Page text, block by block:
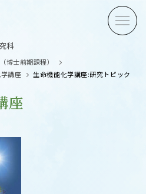
科
へ
へ
博士前期課程）
講座 生命機能化学講座:研究トピック
座